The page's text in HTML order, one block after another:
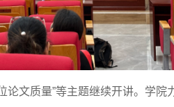
文质量”等主题继续开讲。学